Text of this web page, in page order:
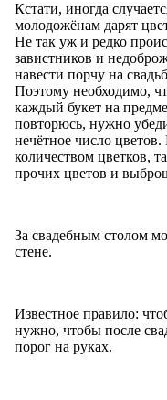
Кстати, иногда
молодожёнам дарят
Не так уж и редко
завистников и
навести порчу на
Поэтому необходимо,
каждый букет на
повторюсь, нужно
нечётное число
количеством цветков,
прочих цветов и
За свадебным столом
стене.
Известное правило:
нужно, чтобы после
порог на руках.